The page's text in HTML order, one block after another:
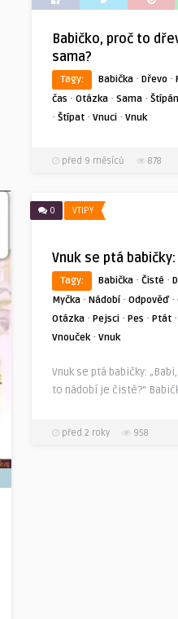
Babičko, proč to
sama?
Tagy: Babička · Dřevo ·
čas · Otázka · Sama ·
· Štípat · Vnuci · Vnuk
před 9 měsíců 878
0 VTIPY
Vnuk se ptá babičky:
Tagy: Babička · Čisté ·
Myčka · Nádobí· Odpověď·
Otázka · Pejsci · Pes · Ptát ·
Vnouček· Vnuk
Vnuk se ptá babičky:
to nádobí je čisté?“
před 2 roky 958